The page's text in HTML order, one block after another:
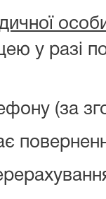
у разі
(за